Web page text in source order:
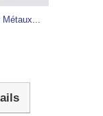
Métaux...